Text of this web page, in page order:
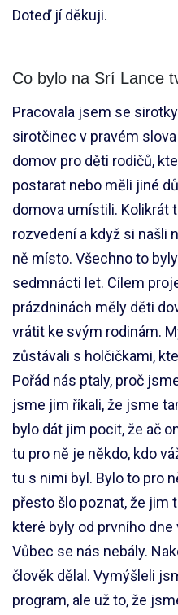
Doteď jí děkuji.
Co bylo na Srí Lance
Pracovala jsem se
sirotčinec v pravém
domov pro děti rodičů,
postarat nebo měli jiné
domova umístili. Kolikrát
rozvedení a když si našli
ně místo. Všechno to
sedmnácti let. Cílem
prázdninách měly děti
vrátit ke svým rodinám.
zůstávali s holčičkami,
Pořád nás ptaly, proč
jsme jim říkali, že jsme
bylo dát jim pocit, že ač
tu pro ně je někdo, kdo
tu s nimi byl. Bylo to pro
přesto šlo poznat, že jim
které byly od prvního
Vůbec se nás nebály.
člověk dělal. Vymýšleli
program, ale už to, že